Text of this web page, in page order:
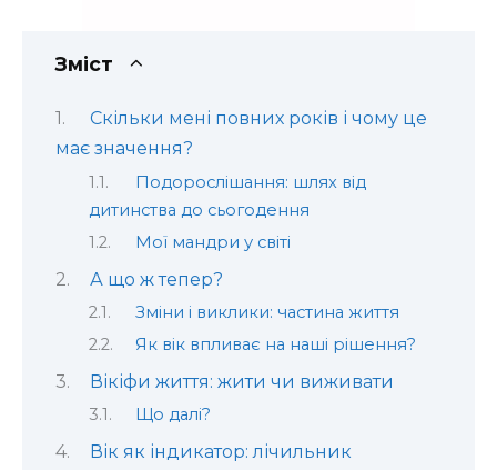
Зміст
Скільки мені повних років і чому це
має значення?
Подорослішання: шлях від
дитинства до сьогодення
Мої мандри у світі
А що ж тепер?
Зміни і виклики: частина життя
Як вік впливає на наші рішення?
Вікіфи життя: жити чи виживати
Що далі?
Вік як індикатор: лічильник